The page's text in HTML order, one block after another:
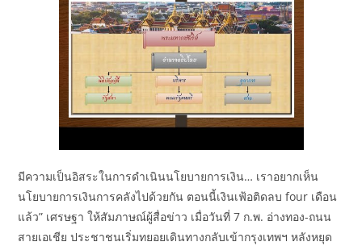
มีความเป็นอิสระในการดำเนินนโยบายการเงิน… เราอยากเห็น
นโยบายการเงินการคลังไปด้วยกัน ตอนนี้เงินเฟ้อติดลบ four เดือน
แล้ว” เศรษฐา ให้สัมภาษณ์ผู้สื่อข่าว เมื่อวันที่ 7 ก.พ. อ่างทอง-ถนน
สายเอเชีย ประชาชนเริ่มทยอยเดินทางกลับเข้ากรุงเทพฯ หลังหยุด